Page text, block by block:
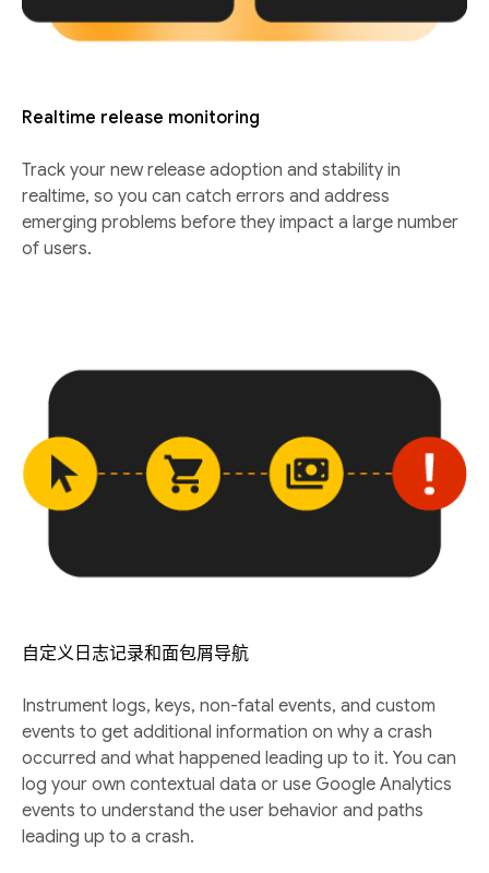
Realtime release monitoring
Track your new release adoption and stability in
realtime, so you can catch errors and address
emerging problems before they impact a large number
of users.
自定义日志记录和面包屑导航
Instrument logs, keys, non-fatal events, and custom
events to get additional information on why a crash
occurred and what happened leading up to it. You can
log your own contextual data or use Google Analytics
events to understand the user behavior and paths
leading up to a crash.